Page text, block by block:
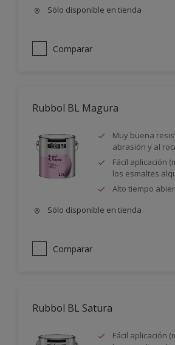
Sólo disponible en tienda
Comparar
Rubbol BL Magura
Muy buena
abrasión y al
Fácil aplicación
los esmaltes
Alto tiempo
Sólo disponible en tienda
Comparar
Rubbol BL Satura
Fácil aplicación